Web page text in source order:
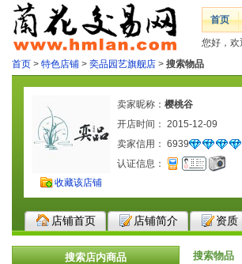
首页
您好，欢
首页 > 特色店铺 > 奕品园艺旗舰店 > 搜索物品
收藏该店铺
卖家昵称： 樱桃谷
开店时间： 2015-12-09
卖家信用： 6939
认证信息：
店铺首页 店铺简介 资质
搜索店内商品 搜索物品